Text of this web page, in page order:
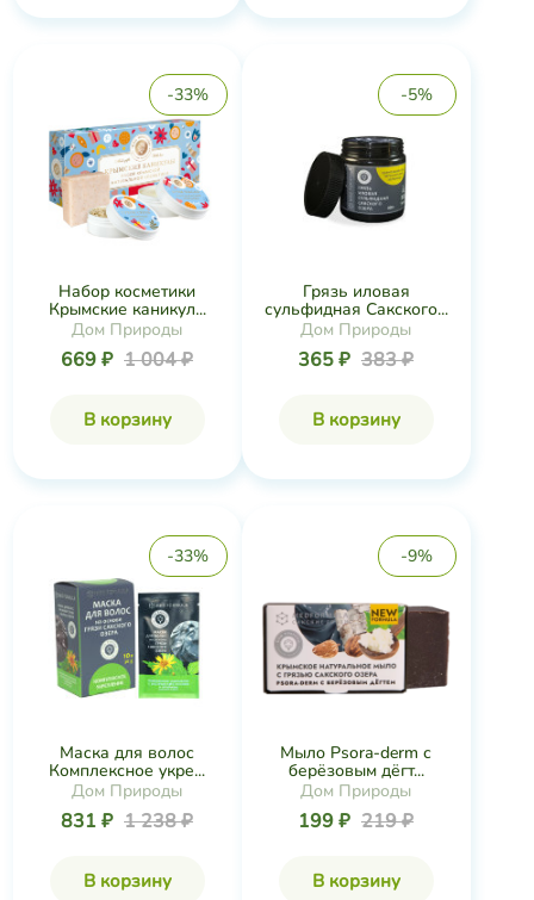
-33%
Набор косметики
Крымские каникул...
Дом Природы
669 ₽ 1 004 ₽
В корзину
-5%
Грязь иловая
сульфидная Сакского...
Дом Природы
365 ₽ 383 ₽
В корзину
-33%
Маска для волос
Комплексное укре...
Дом Природы
831 ₽ 1 238 ₽
В корзину
-9%
Мыло Psora-derm с
берёзовым дёгт...
Дом Природы
199 ₽ 219 ₽
В корзину